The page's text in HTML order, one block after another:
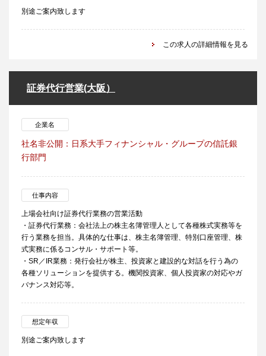
別途ご案内致します
この求人の詳細情報を見る
証券代行営業(大阪）
企業名
社名非公開：日系大手フィナンシャル・グループの信託銀
行部門
仕事内容
上場会社向け証券代行業務の営業活動
・証券代行業務：会社法上の株主名簿管理人として各種株式実務等を
行う業務を担当。具体的な仕事は、株主名簿管理、特別口座管理、株
式実務に係るコンサル・サポート等。
・SR／IR業務：発行会社が株主、投資家と建設的な対話を行う為の
各種ソリューションを提供する。機関投資家、個人投資家の対応やガ
バナンス対応等。
想定年収
別途ご案内致します